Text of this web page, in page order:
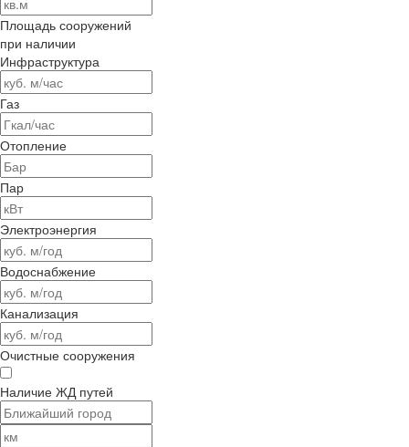
Площадь сооружений
при наличии
Инфраструктура
Газ
Отопление
Пар
Электроэнергия
Водоснабжение
Канализация
Очистные сооружения
Наличие ЖД путей